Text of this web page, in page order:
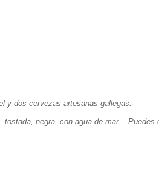
y dos cervezas artesanas gallegas.
negra, con agua de mar... Puedes